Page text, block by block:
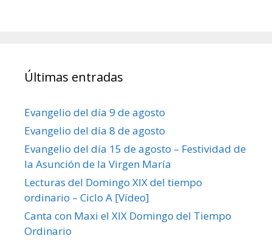
Últimas entradas
Evangelio del día 9 de agosto
Evangelio del día 8 de agosto
Evangelio del día 15 de agosto – Festividad de
la Asunción de la Virgen María
Lecturas del Domingo XIX del tiempo
ordinario – Ciclo A [Vídeo]
Canta con Maxi el XIX Domingo del Tiempo
Ordinario